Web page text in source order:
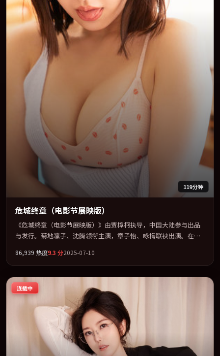
119分钟
危城终章（电影节展映版）
《危城终章（电影节展映版）》由贾樟柯执导，中国大陆参与出品
与发行。菊地凛子、沈腾领衔主演，章子怡、咏梅联袂出演。在信
叙事、表演与视听上力求统一。定于 2025-11-14 在内地院线及主流
平台同步亮相，2025 年度话题片中口碑稳健，适合喜欢强情节与人
物弧光的观众完整观看。
86,939 热度9.3 分2025-07-10
连载中